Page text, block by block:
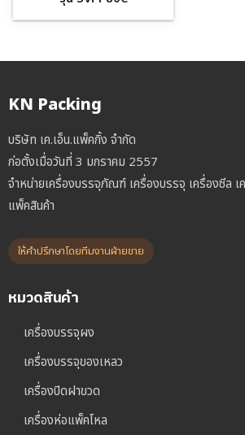
KN Packing
บริษัท เค.เอ็น.แพ็คกิ้ง จำกัด
ก่อตั้งเมื่อวันที่ 3 มกราคม 2557
จำหน่ายเครื่องบรรจุภัณฑ์ เครื่องบรรจุ เครื่องซีล เ
แพ็คสินค้า
ให้คำปรึกษาโดยทีมงานฝ่ายขาย
หมวดสินค้า
เครื่องบรรจุผง
เครื่องบรรจุของเหลว
เครื่องปิดฝาขวด
เครื่องห่อแพ็คโหล